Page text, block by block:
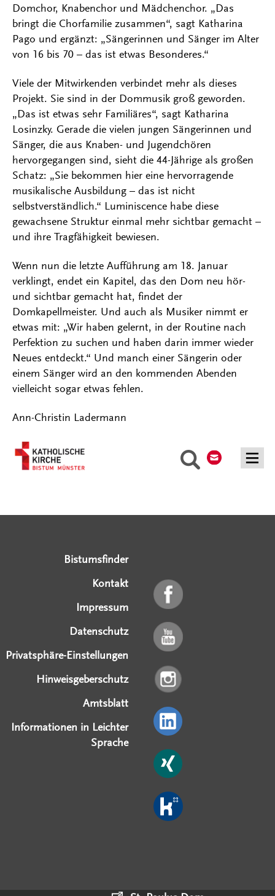
Suche
Domchor, Knabenchor und Mädchenchor. „Das
bringt die Chorfamilie zusammen“, sagt Katharina
Pago und ergänzt: „Sängerinnen und Sänger im Alter
von 16 bis 70 – das ist etwas Besonderes.“
Viele der Mitwirkenden verbindet mehr als dieses
Projekt. Sie sind in der Dommusik groß geworden.
„Das ist etwas sehr Familiäres“, sagt Katharina
Losinzky. Gerade die vielen jungen Sängerinnen und
Sänger, die aus Knaben- und Jugendchören
hervorgegangen sind, sieht die 44-Jährige als großen
Schatz: „Sie bekommen hier eine hervorragende
musikalische Ausbildung – das ist nicht
selbstverständlich.“ Luminiscence habe diese
gewachsene Struktur einmal mehr sichtbar gemacht –
und ihre Tragfähigkeit bewiesen.
Wenn nun die letzte Aufführung am 18. Januar
verklingt, endet ein Kapitel, das den Dom neu hör-
und sichtbar gemacht hat, findet der
Domkapellmeister. Und auch als Musiker nimmt er
etwas mit: „Wir haben gelernt, in der Routine nach
Perfektion zu suchen und haben darin immer wieder
Neues entdeckt.“ Und manch einer Sängerin oder
einem Sänger wird an den kommenden Abenden
vielleicht sogar etwas fehlen.
Ann-Christin Ladermann
Bistumsfinder
Kontakt
Impressum
Datenschutz
Privatsphäre-Einstellungen
Hinweisgeberschutz
Amtsblatt
Informationen in Leichter
Sprache